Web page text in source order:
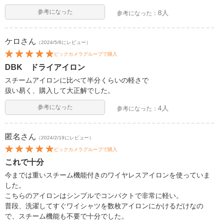
参考になった 参考になった：8人
ケロ さん （2024/5/6にレビュー）
ビックカメラグループで購入
DBK ドライアイロン
スチームアイロンに比べて半分くらいの軽さで
扱い易く、購入して大正解でした。
参考になった 参考になった：4人
匿名 さん （2024/2/19にレビュー）
ビックカメラグループで購入
これで十分
今までは重いスチーム機能付きのワイヤレスアイロンを使っていま
した。
こちらのアイロンはシンプルでコンパクトで非常に軽い。
普段、洗濯してすぐワイシャツを数枚アイロンにかけるだけなの
で、スチーム機能も不要で十分でした。